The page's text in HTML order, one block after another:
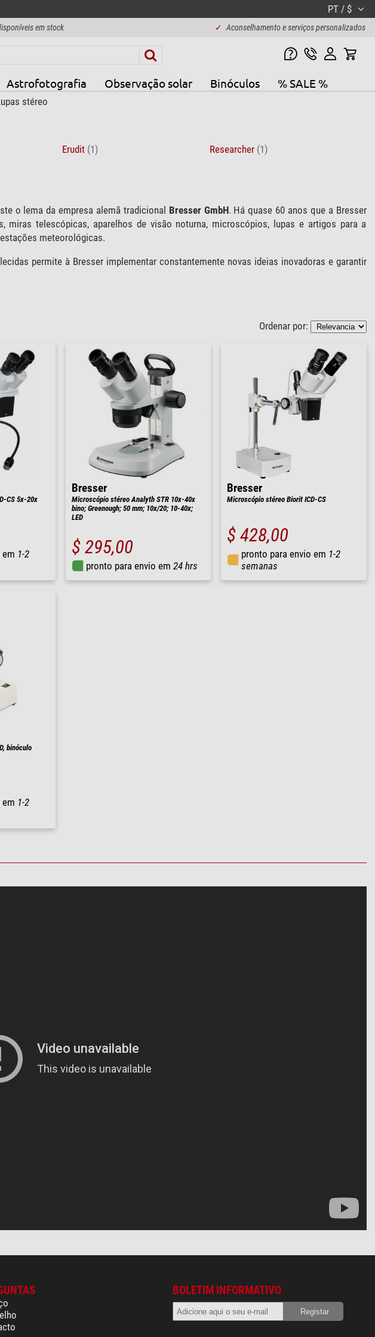
PT / $
em stock ✓ Aconselhamento e serviços personalizados
Astrofotografia Observação solar Binóculos % SALE %
stéreo
Erudit (1) Researcher (1)
o lema da empresa alemã tradicional Bresser GmbH. Há quase 60 anos que a Bresser
miras telescópicas, aparelhos de visão noturna, microscópios, lupas e artigos para a
meteorológicas.
permite à Bresser implementar constantemente novas ideias inovadoras e garantir
Ordenar por:
CS 5x-20x
1-2
Bresser
Microscópio stéreo Analyth STR 10x-40x
bino; Greenough; 50 mm; 10x/20; 10-40x;
LED
$ 295,00
pronto para envio em 24 hrs
Bresser
Microscópio stéreo Biorit ICD-CS
$ 428,00
pronto para envio em 1-2
semanas
binóculo
1-2
BOLETIM INFORMATIVO